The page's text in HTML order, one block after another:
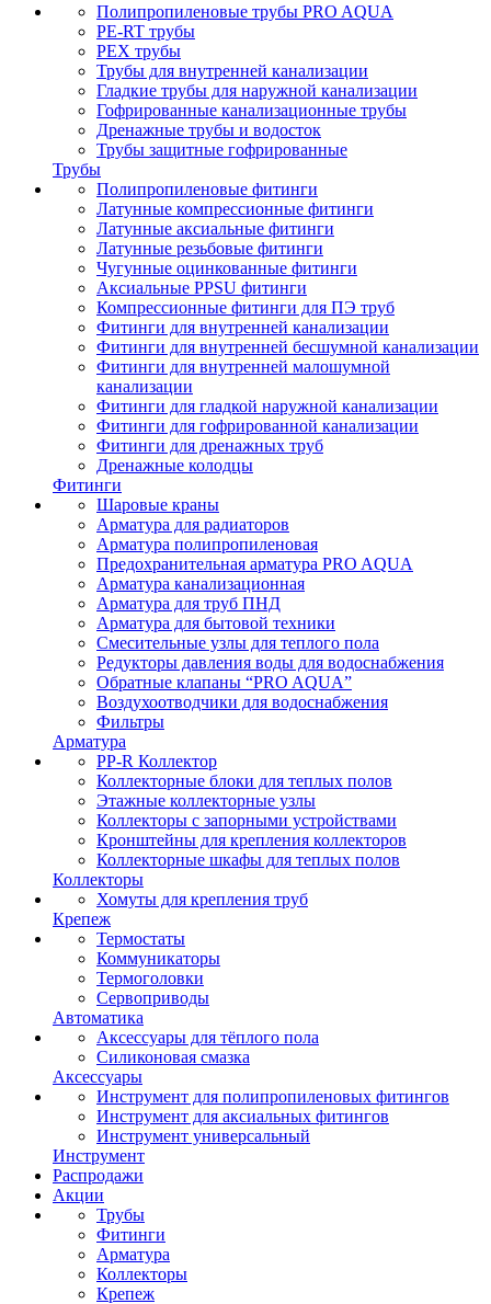
Полипропиленовые трубы PRO AQUA
PE-RT трубы
PEX трубы
Трубы для внутренней канализации
Гладкие трубы для наружной канализации
Гофрированные канализационные трубы
Дренажные трубы и водосток
Трубы защитные гофрированные
Трубы
Полипропиленовые фитинги
Латунные компрессионные фитинги
Латунные аксиальные фитинги
Латунные резьбовые фитинги
Чугунные оцинкованные фитинги
Аксиальные PPSU фитинги
Компрессионные фитинги для ПЭ труб
Фитинги для внутренней канализации
Фитинги для внутренней бесшумной канализации
Фитинги для внутренней малошумной
канализации
Фитинги для гладкой наружной канализации
Фитинги для гофрированной канализации
Фитинги для дренажных труб
Дренажные колодцы
Фитинги
Шаровые краны
Арматура для радиаторов
Арматура полипропиленовая
Предохранительная арматура PRO AQUA
Арматура канализационная
Арматура для труб ПНД
Арматура для бытовой техники
Смесительные узлы для теплого пола
Редукторы давления воды для водоснабжения
Обратные клапаны “PRO AQUA”
Воздухоотводчики для водоснабжения
Фильтры
Арматура
PP-R Коллектор
Коллекторные блоки для теплых полов
Этажные коллекторные узлы
Коллекторы с запорными устройствами
Кронштейны для крепления коллекторов
Коллекторные шкафы для теплых полов
Коллекторы
Хомуты для крепления труб
Крепеж
Термостаты
Коммуникаторы
Термоголовки
Сервоприводы
Автоматика
Аксессуары для тёплого пола
Силиконовая смазка
Аксессуары
Инструмент для полипропиленовых фитингов
Инструмент для аксиальных фитингов
Инструмент универсальный
Инструмент
Распродажи
Акции
Трубы
Фитинги
Арматура
Коллекторы
Крепеж